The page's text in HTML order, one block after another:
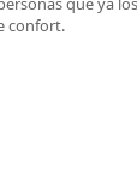
confort.